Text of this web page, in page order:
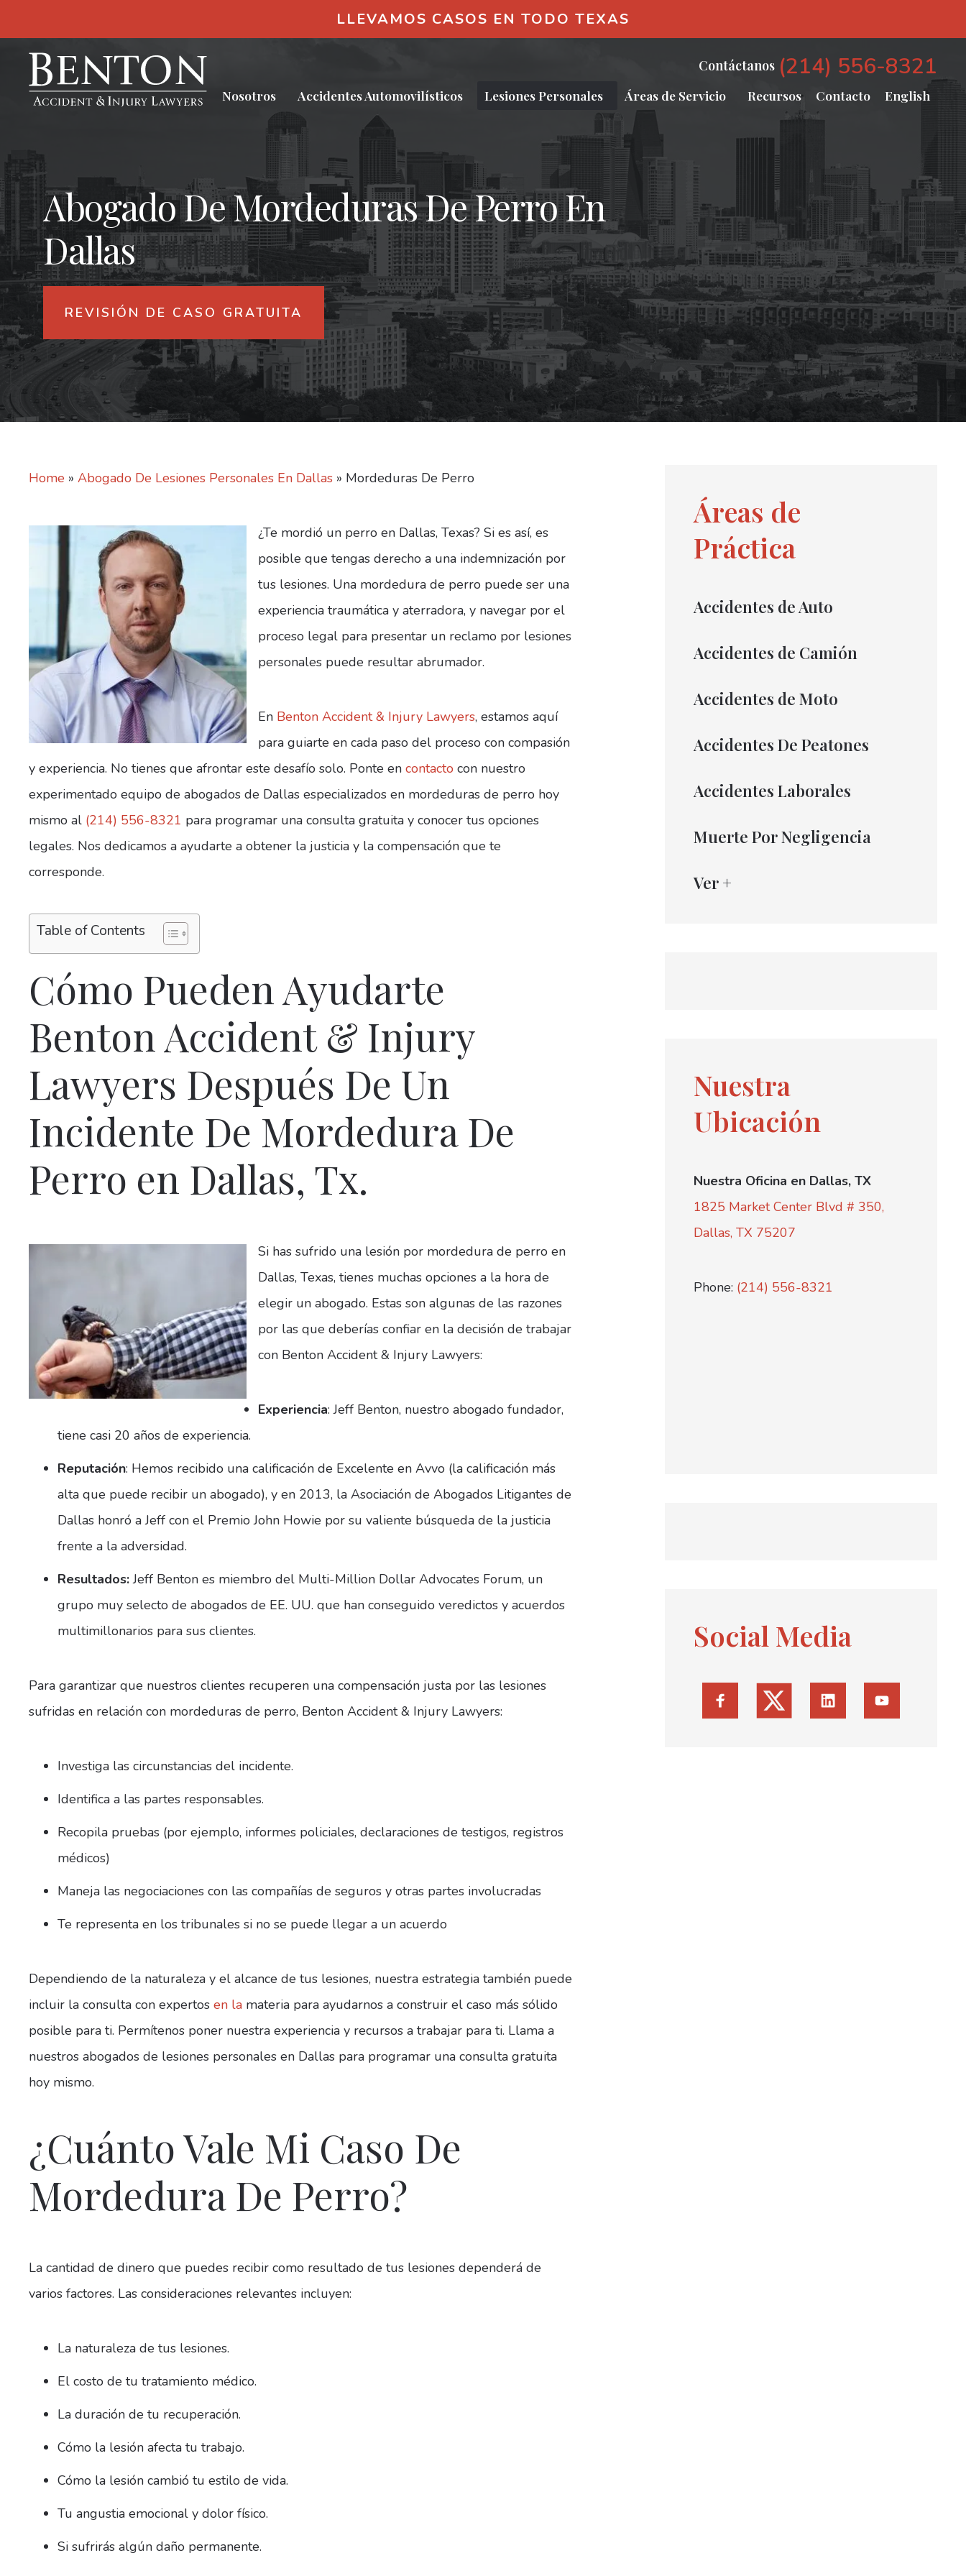
LLEVAMOS CASOS EN TODO TEXAS
Contáctanos (214) 556-8321
Nosotros Accidentes Automovilísticos Lesiones Personales Áreas de Servicio Recursos Contacto English
Abogado De Mordeduras De Perro En
Dallas
REVISIÓN DE CASO GRATUITA
Home » Abogado De Lesiones Personales En Dallas » Mordeduras De Perro
¿Te mordió un perro en Dallas, Texas? Si es así, es
posible que tengas derecho a una indemnización por
tus lesiones. Una mordedura de perro puede ser una
experiencia traumática y aterradora, y navegar por el
proceso legal para presentar un reclamo por lesiones
personales puede resultar abrumador.
En Benton Accident & Injury Lawyers, estamos aquí
para guiarte en cada paso del proceso con compasión
y experiencia. No tienes que afrontar este desafío solo. Ponte en contacto con nuestro
experimentado equipo de abogados de Dallas especializados en mordeduras de perro hoy
mismo al (214) 556-8321 para programar una consulta gratuita y conocer tus opciones
legales. Nos dedicamos a ayudarte a obtener la justicia y la compensación que te
corresponde.
Table of Contents
Cómo Pueden Ayudarte
Benton Accident & Injury
Lawyers Después De Un
Incidente De Mordedura De
Perro en Dallas, Tx.
Si has sufrido una lesión por mordedura de perro en
Dallas, Texas, tienes muchas opciones a la hora de
elegir un abogado. Estas son algunas de las razones
por las que deberías confiar en la decisión de trabajar
con Benton Accident & Injury Lawyers:
Experiencia: Jeff Benton, nuestro abogado fundador,
tiene casi 20 años de experiencia.
Reputación: Hemos recibido una calificación de Excelente en Avvo (la calificación más
alta que puede recibir un abogado), y en 2013, la Asociación de Abogados Litigantes de
Dallas honró a Jeff con el Premio John Howie por su valiente búsqueda de la justicia
frente a la adversidad.
Resultados:Jeff Benton es miembro del Multi-Million Dollar Advocates Forum, un
grupo muy selecto de abogados de EE. UU. que han conseguido veredictos y acuerdos
multimillonarios para sus clientes.
Para garantizar que nuestros clientes recuperen una compensación justa por las lesiones
sufridas en relación con mordeduras de perro, Benton Accident & Injury Lawyers:
Investiga las circunstancias del incidente.
Identifica a las partes responsables.
Recopila pruebas (por ejemplo, informes policiales, declaraciones de testigos, registros
médicos)
Maneja las negociaciones con las compañías de seguros y otras partes involucradas
Te representa en los tribunales si no se puede llegar a un acuerdo
Dependiendo de la naturaleza y el alcance de tus lesiones, nuestra estrategia también puede
incluir la consulta con expertos en la materia para ayudarnos a construir el caso más sólido
posible para ti. Permítenos poner nuestra experiencia y recursos a trabajar para ti. Llama a
nuestros abogados de lesiones personales en Dallas para programar una consulta gratuita
hoy mismo.
¿Cuánto Vale Mi Caso De
Mordedura De Perro?
La cantidad de dinero que puedes recibir como resultado de tus lesiones dependerá de
varios factores. Las consideraciones relevantes incluyen:
La naturaleza de tus lesiones.
El costo de tu tratamiento médico.
La duración de tu recuperación.
Cómo la lesión afecta tu trabajo.
Cómo la lesión cambió tu estilo de vida.
Tu angustia emocional y dolor físico.
Si sufrirás algún daño permanente.
Áreas de
Práctica
Accidentes de Auto
Accidentes de Camión
Accidentes de Moto
Accidentes De Peatones
Accidentes Laborales
Muerte Por Negligencia
Ver +
Nuestra
Ubicación
Nuestra Oficina en Dallas, TX
1825 Market Center Blvd # 350,
Dallas, TX 75207
Phone: (214) 556-8321
Social Media